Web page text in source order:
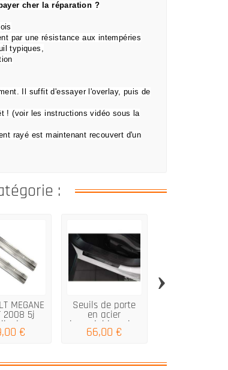
cher la réparation ?
par une résistance aux intempéries
typiques,
Il suffit d'essayer l'overlay, puis de
!(voir les instructions vidéo sous la
rayé est maintenant recouvert d'un
:
MEGANE
2008 5j
de...
€
Seuils de porte
en acier
inoxydable noir...
66,00 €
›